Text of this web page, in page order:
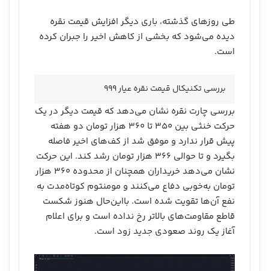
طی روزهای گذشته، باری دیگر افزایش قیمت نقره
دیده می‌شود که بخشی از کاهش اخیر را جبران کرده
است.
بررسی تکنیکال قیمت نقره عیار ۹۹۹
بررسی چارت نقره نشان می‌دهد که قیمت دیگر در یک
حرکت خنثی بین ۳۵۰ تا ۳۶۰ هزار تومان دو هفته
پیش قرار ندارد و موفق شد از کف‌های اخیر فاصله
بگیرد و تا حوالی ۳۶۶ هزار تومان رشد کند. این حرکت
نشان می‌دهد خریداران همچنان از محدوده ۳۶۰ هزار
تومان به‌خوبی دفاع می‌کنند و مومنتوم کوتاه‌مدت به
نفع آن‌ها تقویت شده است. بااین‌حال هنوز شکست
قاطع مقاومت‌های بالاتر رخ نداده است و برای اعلام
آغاز یک روند صعودی جدید زود است.